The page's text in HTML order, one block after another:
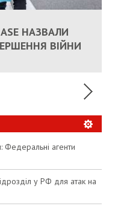
ПРИЗВАЛ
ПОМОЩЬ
НАЗВАЛИ
ВІЙНИ
КОМУНАЛКУ
ВРЯД ЛИ
–
ШТУЧНО:
АЗС У
Федеральні агенти
у РФ для атак на